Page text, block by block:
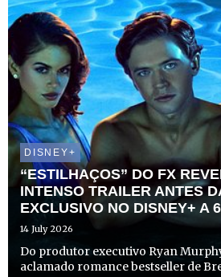
DISNEY+
“ESTILHAÇOS” DO FX
INTENSO TRAILER ANTES
EXCLUSIVO NO DISNEY+ A
14 July 2026
Do produtor executivo Ryan
aclamado romance bestseller de